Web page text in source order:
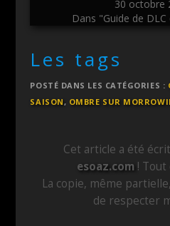
30 octobre
Dans "Guide de
Les tags
POSTÉ DANS LES CATÉGORIES :
SAISON, OMBRE SUR
Cet article a été
esoaz.com !
La copie, même
de respecter